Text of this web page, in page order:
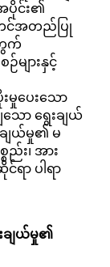
အပိုင်း၏
င်အတည်ပြု
က်
ျားနှင့်
မှုပေးသော
သော ရွေးချယ်
ချယ်မှု၏ မ
ည်း၊ အား
ရာ ပါရာ
ချယ်မှု၏